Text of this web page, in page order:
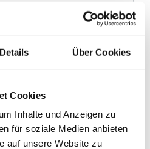
Details Über Cookies
Cookies
Inhalte und Anzeigen zu
für soziale Medien anbieten
auf unsere Website zu
auf?
ist direkt mit einer